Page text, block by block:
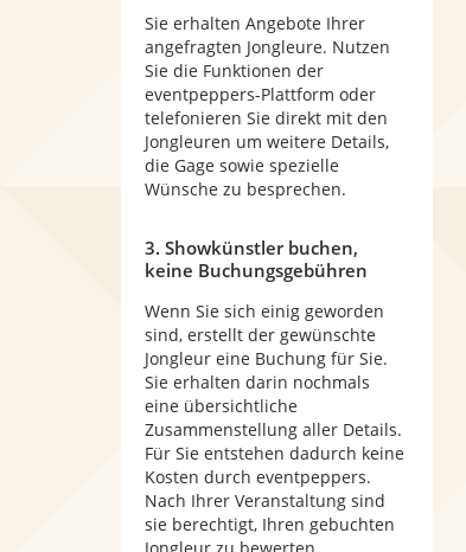
Sie erhalten Angebote Ihrer
angefragten Jongleure. Nutzen
Sie die Funktionen der
eventpeppers-Plattform oder
telefonieren Sie direkt mit den
Jongleuren um weitere Details,
die Gage sowie spezielle
Wünsche zu besprechen.
3. Showkünstler buchen,
keine Buchungsgebühren
Wenn Sie sich einig geworden
sind, erstellt der gewünschte
Jongleur eine Buchung für Sie.
Sie erhalten darin nochmals
eine übersichtliche
Zusammenstellung aller Details.
Für Sie entstehen dadurch keine
Kosten durch eventpeppers.
Nach Ihrer Veranstaltung sind
sie berechtigt, Ihren gebuchten